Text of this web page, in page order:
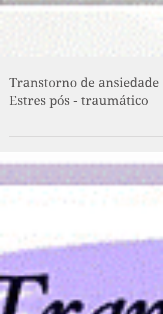
Transtorno de ansiedade
Estres pós - traumático